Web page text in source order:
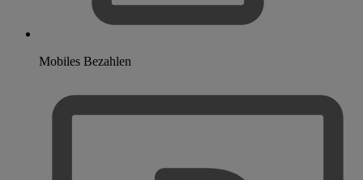
Mobiles Bezahlen